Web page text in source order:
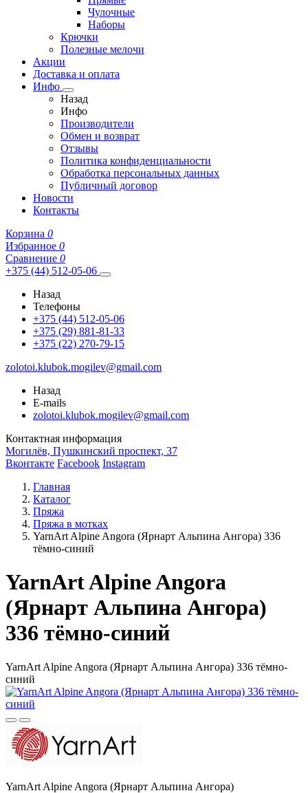
Чулочные
Наборы
Крючки
Полезные мелочи
Акции
Доставка и оплата
Инфо
Назад
Инфо
Производители
Обмен и возврат
Отзывы
Политика конфиденциальности
Обработка персональных данных
Публичный договор
Новости
Контакты
Корзина 0
Избранное 0
Сравнение 0
+375 (44) 512-05-06
Назад
Телефоны
+375 (44) 512-05-06
+375 (29) 881-81-33
+375 (22) 270-79-15
zolotoi.klubok.mogilev@gmail.com
Назад
E-mails
zolotoi.klubok.mogilev@gmail.com
Контактная информация
Могилёв, Пушкинский проспект, 37
Вконтакте Facebook Instagram
Главная
Каталог
Пряжа
Пряжа в мотках
YarnArt Alpine Angora (Ярнарт Альпина Ангора) 336
тёмно-синий
YarnArt Alpine Angora
(Ярнарт Альпина Ангора)
336 тёмно-синий
YarnArt Alpine Angora (Ярнарт Альпина Ангора) 336 тёмно-
синий
YarnArt Alpine Angora (Ярнарт Альпина Ангора)